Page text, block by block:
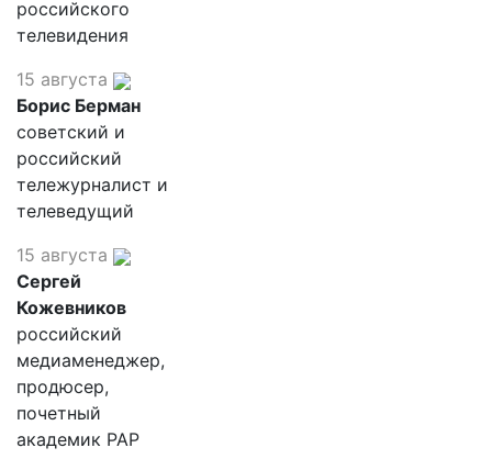
российского
телевидения
15 августа
Борис Берман
советский и
российский
тележурналист и
телеведущий
15 августа
Сергей
Кожевников
российский
медиаменеджер,
продюсер,
почетный
академик РАР